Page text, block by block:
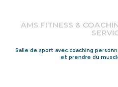
AMS FITNESS &
Salle de sport avec coaching
et prendre du